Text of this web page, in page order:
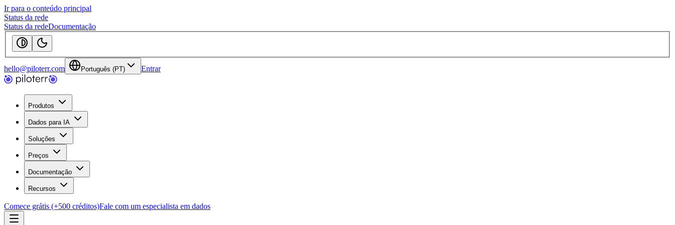
Ir para o conteúdo principal
Status da rede
Status da redeDocumentação
hello@piloterr.com Português (PT) Entrar
Produtos
Dados para IA
Soluções
Preços
Documentação
Recursos
Comece grátis (+500 créditos)Fale com um especialista em dados